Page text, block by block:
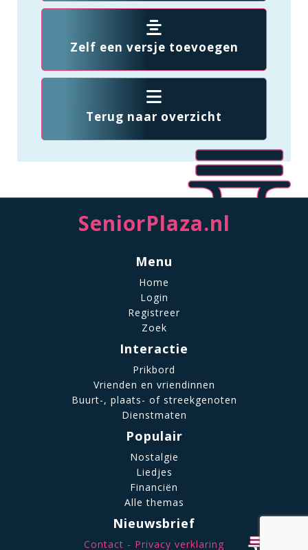
Zelf een versje toevoegen
Terug naar overzicht
SeniorPlaza.nl
Menu
Home
Login
Registreer
Zoek
Interactie
Prikbord
Vrienden en vriendinnen
Buurt-, plaats- of streekgenoten
Dienstmaten
Populair
Nostalgie
Liedjes
Financiën
Alle themas
Nieuwsbrief
Contact Privacy verklaring